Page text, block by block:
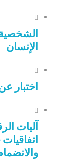
الشخصية
الإنسان
اختبار
آليات